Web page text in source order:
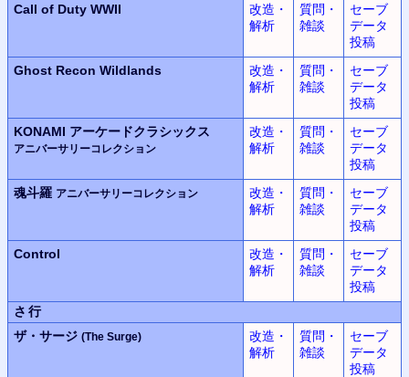
Call of Duty WWII
改造・
解析
質問・
雑談
セーブ
データ
投稿
Ghost Recon Wildlands
改造・
解析
質問・
雑談
セーブ
データ
投稿
KONAMI アーケードクラシックス
アニバーサリーコレクション
改造・
解析
質問・
雑談
セーブ
データ
投稿
魂斗羅 アニバーサリーコレクション
改造・
解析
質問・
雑談
セーブ
データ
投稿
Control
改造・
解析
質問・
雑談
セーブ
データ
投稿
さ行
ザ・サージ (The Surge)
改造・
解析
質問・
雑談
セーブ
データ
投稿